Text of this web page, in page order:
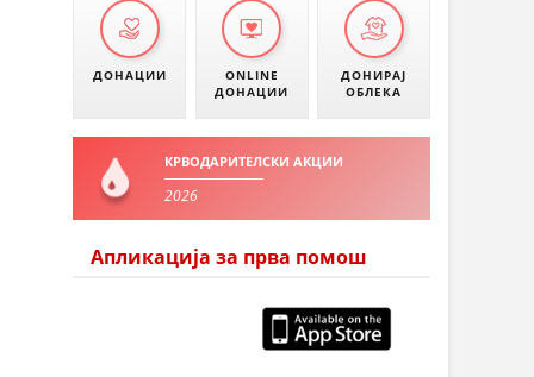
ДОНАЦИИ
ONLINE
ДОНАЦИИ
ДОНИРАЈ
ОБЛЕКА
КРВОДАРИТЕЛСКИ АКЦИИ
2026
Апликација за прва помош